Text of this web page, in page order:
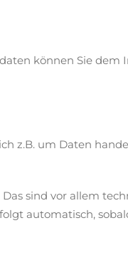
können Sie dem
z.B. um Daten
sind vor allem
automatisch,